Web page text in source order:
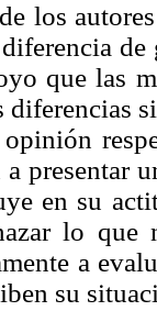
los
de
que las
diferencias
presentar
en su
lo que
a
su